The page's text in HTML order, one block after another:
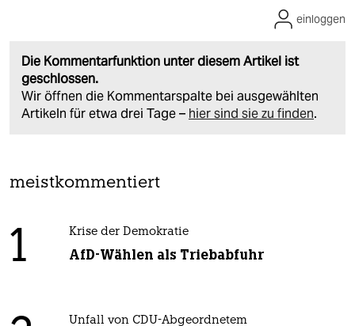
Die Kommentarfunktion unter diesem Artikel ist
geschlossen.
Wir öffnen die Kommentarspalte bei ausgewählten
Artikeln für etwa drei Tage – hier sind sie zu finden.
einloggen
meistkommentiert
1 Krise der Demokratie
AfD-Wählen als Triebabfuhr
Unfall von CDU-Abgeordnetem